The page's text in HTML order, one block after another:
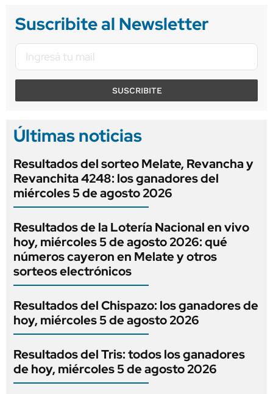
Suscribite al Newsletter
SUSCRIBITE
Últimas noticias
Resultados del sorteo Melate, Revancha y
Revanchita 4248: los ganadores del
miércoles 5 de agosto 2026
Resultados de la Lotería Nacional en vivo
hoy, miércoles 5 de agosto 2026: qué
números cayeron en Melate y otros
sorteos electrónicos
Resultados del Chispazo: los ganadores de
hoy, miércoles 5 de agosto 2026
Resultados del Tris: todos los ganadores
de hoy, miércoles 5 de agosto 2026